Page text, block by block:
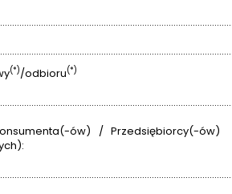
(*)/odbioru(*)
ów) / Przedsiębiorcy(-ów)